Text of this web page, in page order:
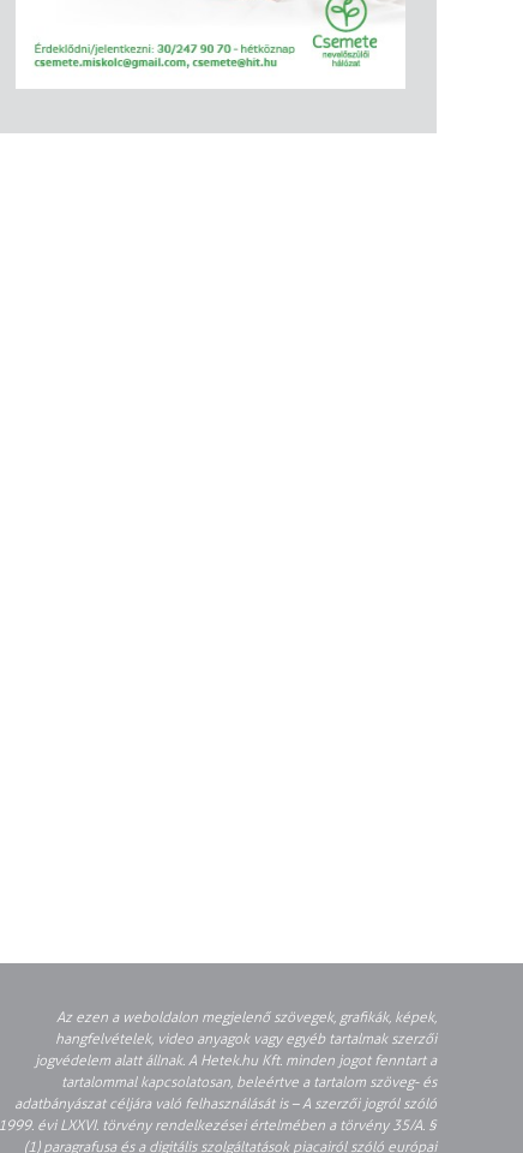
Az ezen a weboldalon megjelenő szövegek, grafikák, képek,
hangfelvételek, video anyagok vagy egyéb tartalmak szerzői
jogvédelem alatt állnak. A Hetek.hu Kft. minden jogot fenntart a
tartalommal kapcsolatosan, beleértve a tartalom szöveg- és
adatbányászat céljára való felhasználását is – A szerzői jogról szóló
1999. évi LXXVI. törvény rendelkezései értelmében a törvény 35/A. §
(1) paragrafusa és a digitális szolgáltatások piacairól szóló európai